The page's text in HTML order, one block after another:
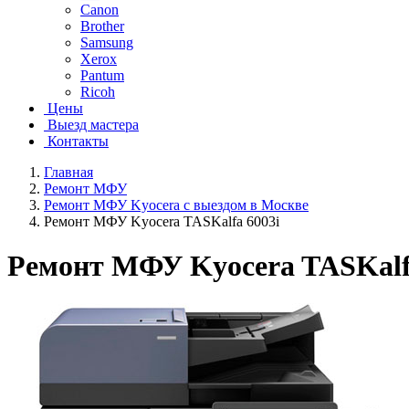
Canon
Brother
Samsung
Xerox
Pantum
Ricoh
Цены
Выезд мастера
Контакты
Главная
Ремонт МФУ
Ремонт МФУ Kyocera с выездом в Москве
Ремонт МФУ Kyocera TASKalfa 6003i
Ремонт МФУ Kyocera